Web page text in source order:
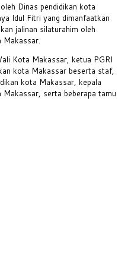
Dinas pendidikan kota
Idul Fitri yang dimanfaatkan
jalinan silaturahim oleh
Makassar.
Kota Makassar, ketua PGRI
kota Makassar beserta staf,
kota Makassar, kepala
serta beberapa tamu